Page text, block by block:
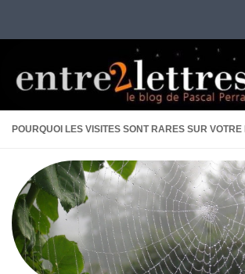
POURQUOI LES VISITES SONT RARES SUR VOTRE